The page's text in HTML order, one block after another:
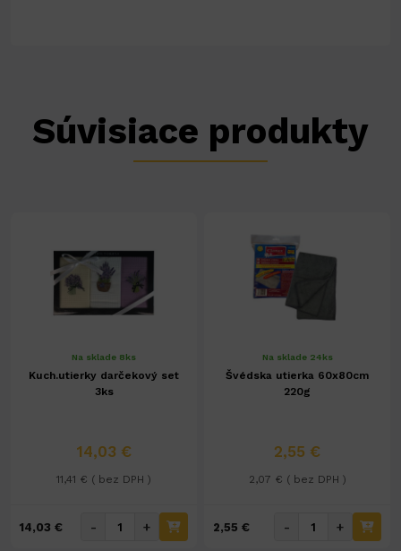
Súvisiace produkty
Na sklade 8ks
Kuch.utierky darčekový set
3ks
14,03 €
11,41 € ( bez DPH )
14,03 € - +
Na sklade 24ks
Švédska utierka 60x80cm
220g
2,55 €
2,07 € ( bez DPH )
2,55 € - +